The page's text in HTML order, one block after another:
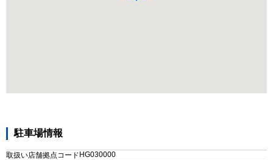
駐車場情報
取扱い店舗拠点コード HG030000